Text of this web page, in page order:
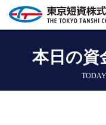
本日の資